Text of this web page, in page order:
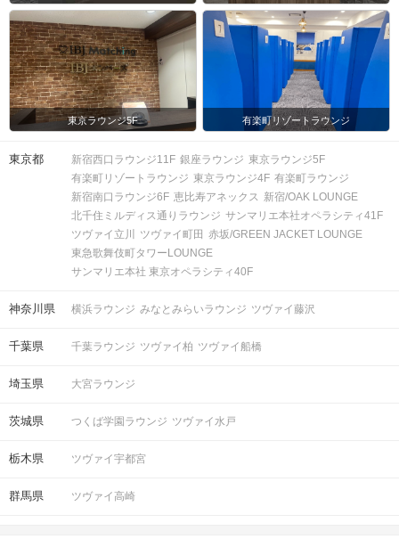
東京ラウンジ5F 有楽町リゾートラウンジ
東京都 新宿西口ラウンジ11F 銀座ラウンジ 東京ラウンジ5F
有楽町リゾートラウンジ 東京ラウンジ4F 有楽町ラウンジ
新宿南口ラウンジ6F 恵比寿アネックス 新宿/OAK LOUNGE
北千住ミルディス通りラウンジ サンマリエ本社オペラシティ41F
ツヴァイ立川
ツヴァイ町田 赤坂/GREEN JACKET LOUNGE
東急歌舞伎町タワーLOUNGE
サンマリエ本社 東京オペラシティ40F
神奈川県 横浜ラウンジ みなとみらいラウンジ ツヴァイ藤沢
千葉県 千葉ラウンジ ツヴァイ柏 ツヴァイ船橋
埼玉県 大宮ラウンジ
茨城県 つくば学園ラウンジ ツヴァイ水戸
栃木県 ツヴァイ宇都宮
群馬県 ツヴァイ高崎